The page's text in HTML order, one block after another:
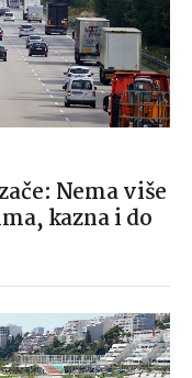
Nema više
kazna i do